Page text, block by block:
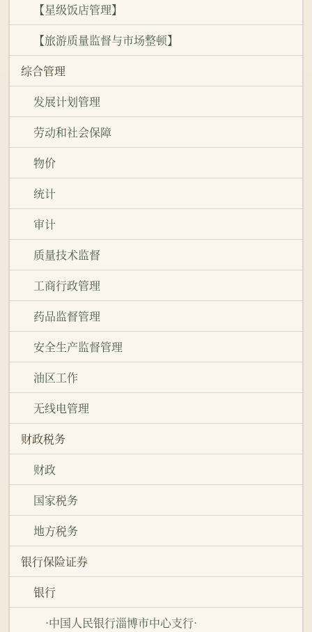
【星级饭店管理】
【旅游质量监督与市场整顿】
综合管理
发展计划管理
劳动和社会保障
物价
统计
审计
质量技术监督
工商行政管理
药品监督管理
安全生产监督管理
油区工作
无线电管理
财政税务
财政
国家税务
地方税务
银行保险证券
银行
·中国人民银行淄博市中心支行·